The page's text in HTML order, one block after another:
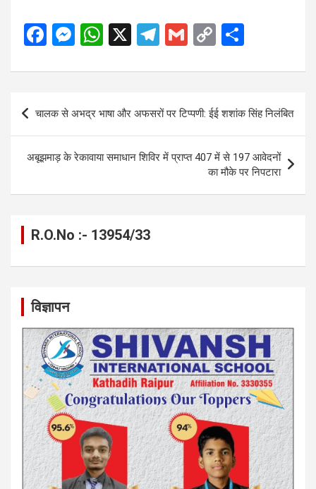
F
ce
o
o
k
M
se
g
er
W
at
A
p
p
X
T
e
gr
a
m
G
ail
C
py
Li
n
k
ar
e
Post
navigation
चालक से अभद्र भाषा और अफसरों पर टिप्पणी: ईई शशांक सिंह निलंबित
अबूझमाड़ के रेकावाया समाधान शिविर में प्राप्त 407 में से 197 आवेदनों
का मौके पर निपटारा
R.O.No :- 13954/33
विज्ञापन